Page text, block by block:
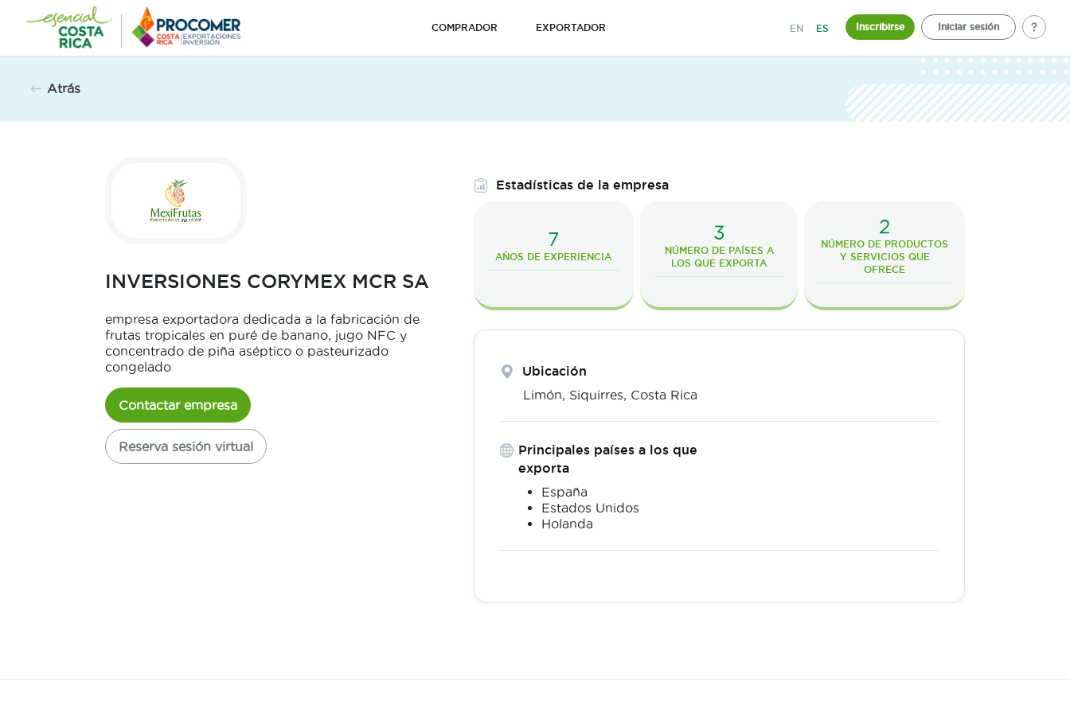
contenido
COMPRADOR EXPORTADOR EN ES Inscribirse Iniciar sesión
Atrás
INVERSIONES CORYMEX MCR SA
empresa exportadora dedicada a la fabricación de
frutas tropicales en puré de banano, jugo NFC y
concentrado de piña aséptico o pasteurizado
congelado
Contactar empresa
Reserva sesión virtual
Estadísticas de la empresa
7
AÑOS DE EXPERIENCIA
3
NÚMERO DE PAÍSES A
LOS QUE EXPORTA
2
NÚMERO DE PRODUCTOS
Y SERVICIOS QUE
OFRECE
Ubicación
Limón, Siquirres, Costa Rica
Principales países a los que
exporta
España
Estados Unidos
Holanda